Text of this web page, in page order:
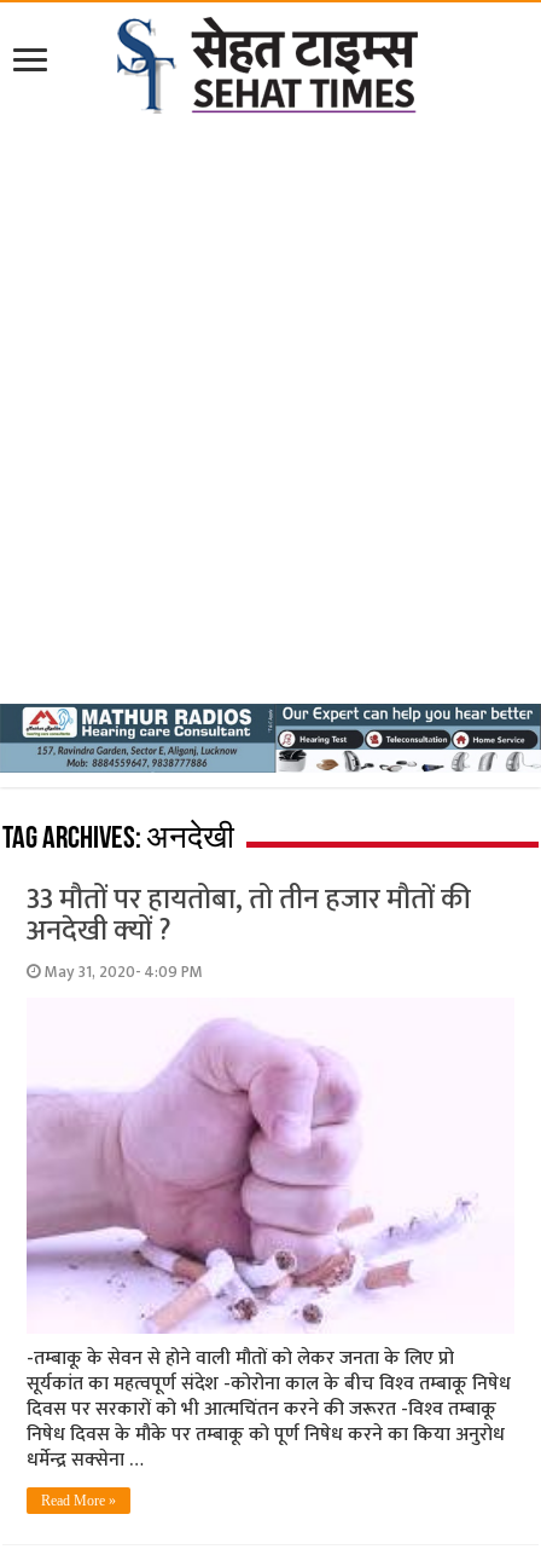
Tag Archives:अनदेखी
33 मौतों पर हायतोबा, तो तीन हजार मौतों की
अनदेखी क्‍यों ?
May 31, 2020- 4:09 PM
-तम्‍बाकू के सेवन से होने वाली मौतों को लेकर जनता के लिए प्रो
सूर्यकांत का महत्‍वपूर्ण संदेश -कोरोना काल के बीच विश्‍व तम्‍बाकू निषेध
दिवस पर सरकारों को भी आत्‍मचिंतन करने की जरूरत -विश्‍व तम्‍बाकू
निषेध दिवस के मौके पर तम्‍बाकू को पूर्ण निषेध करने का किया अनुरोध
धर्मेन्‍द्र सक्‍सेना …
Read More »